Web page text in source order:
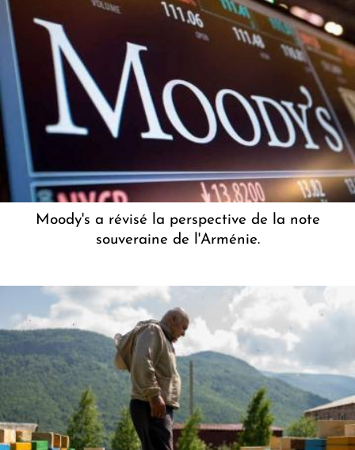
Moody's a révisé la perspective de la note
souveraine de l'Arménie.